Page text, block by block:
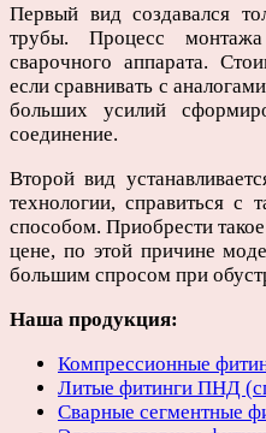
Первый вид создавался
трубы. Процесс монтажа
сварочного аппарата.
если сравнивать с
больших усилий
соединение.
Второй вид
технологии, справиться с
способом. Приобрести
цене, по этой причине
большим спросом при
Наша продукция:
Компрессионные
Литые фитинги ПНД
Сварные сегментные